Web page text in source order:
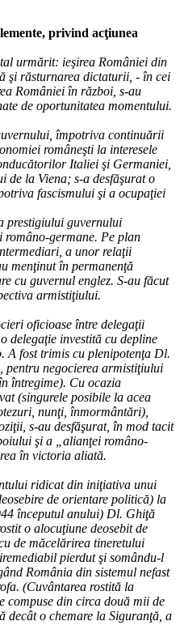
privind acţiunea
urmărit: ieşirea României din
şi răsturnarea dictaturii, - în cei
României în război, s-au
de oportunitatea momentului.
împotriva continuării
româneşti la interesele
Italiei şi Germaniei,
la Viena; s-a desfăşurat o
fascismului şi a ocupaţiei
prestigiului guvernului
germane. Pe plan
a unor relaţii
menţinut în permanenţă
cu guvernul englez. S-au făcut
armistiţiului.
oficioase între delegaţii
delegaţie investită cu depline
fost trimis cu plenipotenţa Dl.
pentru negocierea armistiţiului
întregime). Cu ocazia
(singurele posibile la acea
nunţi, înmormântări),
s-au desfăşurat, în mod tacit
şi a „alianţei româno-
în victoria aliată.
ridicat din iniţiativa unui
de orientare politică) la
începutul anului) Dl. Ghiţă
o alocuţiune deosebit de
de măcelărirea tineretului
pierdut şi somându-l
România din sistemul nefast
(Cuvântarea rostită la
compuse din circa două mii de
decât o chemare la Siguranţă, a